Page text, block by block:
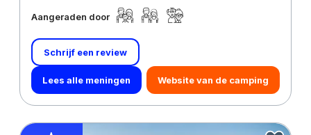
Aangeraden door
Schrijf een review
Lees alle meningen Website van de camping